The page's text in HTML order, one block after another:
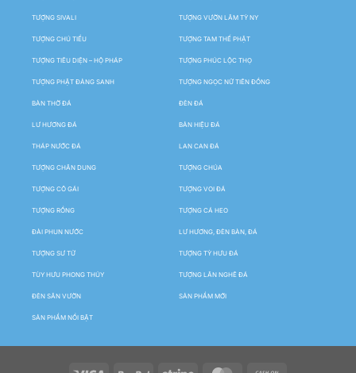
TƯỢNG SIVALI TƯỢNG VƯỜN LÂM TỲ NY
TƯỢNG CHÚ TIỂU TƯỢNG TAM THẾ PHẬT
TƯỢNG TIÊU DIỆN – HỘ PHÁP TƯỢNG PHÚC LỘC THỌ
TƯỢNG PHẬT ĐẢNG SANH TƯỢNG NGỌC NỮ TIÊN ĐỒNG
BÀN THỜ ĐÁ ĐÈN ĐÁ
LƯ HƯƠNG ĐÁ BẢN HIỆU ĐÁ
THÁP NƯỚC ĐÁ LAN CAN ĐÁ
TƯỢNG CHÂN DUNG TƯỢNG CHÚA
TƯỢNG CÔ GÁI TƯỢNG VOI ĐÁ
TƯỢNG RỒNG TƯỢNG CÁ HEO
ĐÀI PHUN NƯỚC LƯ HƯƠNG, ĐÈN BÀN, ĐÁ
TƯỢNG SƯ TỬ TƯỢNG TỲ HƯU ĐÁ
TÙY HƯU PHONG THỦY TƯỢNG LÂN NGHÊ ĐÁ
ĐÈN SÂN VƯỜN SẢN PHẨM MỚI
SẢN PHẨM NỔI BẬT